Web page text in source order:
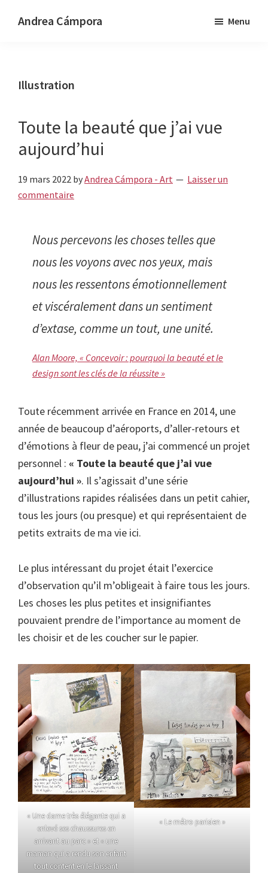
page
Andrea Cámpora
-
Menu
Illustration
Toute la beauté que j’ai vue
aujourd’hui
19 mars 2022 byAndrea Cámpora - Art
Laisser un
commentaire
Nous percevons les choses telles que
nous les voyons avec nos yeux, mais
nous les ressentons émotionnellement
et viscéralement dans un sentiment
d’extase, comme un tout, une unité.
Alan Moore, « Concevoir : pourquoi la beauté et le
design sont les clés de la réussite »
Toute récemment arrivée en France en 2014, une
année de beaucoup d’aéroports, d’aller-retours et
d’émotions à fleur de peau, j’ai commencé un projet
personnel : « Toute la beauté que j’ai vue
aujourd’hui ». Il s’agissait d’une série
d’illustrations rapides réalisées dans un petit cahier,
tous les jours (ou presque) et qui représentaient de
petits extraits de ma vie ici.
Le plus intéressant du projet était l’exercice
d’observation qu’il m’obligeait à faire tous les jours.
Les choses les plus petites et insignifiantes
pouvaient prendre de l’importance au moment de
les choisir et de les coucher sur le papier.
« Une dame très élégante qui a
enlevé ses chaussures en
arrivant au parc » et « une
maman qui a rendu son enfant
tout content en le laissant
« Le métro parisien »